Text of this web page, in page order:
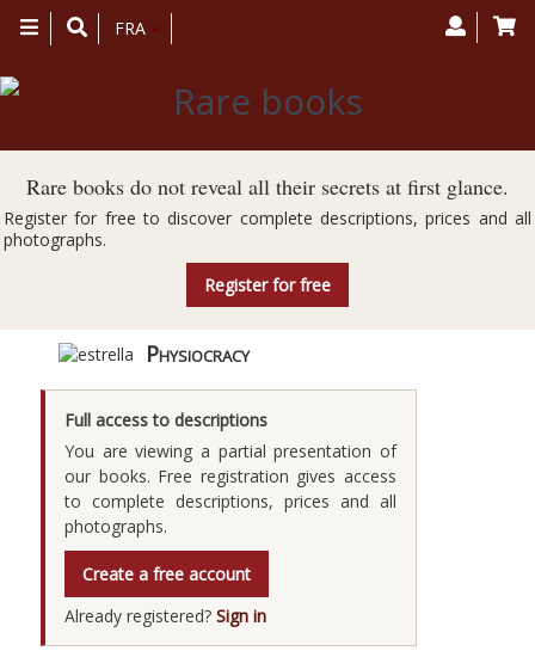
Toggle
navigation
FRA
Rare books do not reveal all their secrets at first glance.
Register for free to discover complete descriptions, prices and all
photographs.
Register for free
Physiocracy
Full access to descriptions
You are viewing a partial presentation of
our books. Free registration gives access
to complete descriptions, prices and all
photographs.
Create a free account
Already registered? Sign in